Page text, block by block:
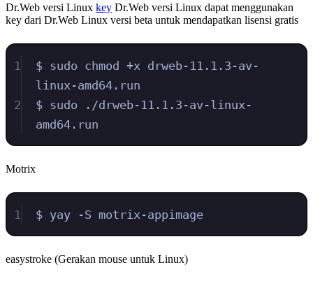
Dr.Web versi Linux key Dr.Web versi Linux dapat menggunakan
key dari Dr.Web Linux versi beta untuk mendapatkan lisensi gratis
1
$ sudo chmod +x drweb-11.1.3-av-
linux-amd64.run
2
$ sudo ./drweb-11.1.3-av-linux-
amd64.run
Motrix
1 $ yay -S motrix-appimage
easystroke (Gerakan mouse untuk Linux)